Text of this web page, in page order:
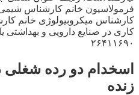
کارشناس میکروبیولوژی خانم
کاری در صنایع دارویی و بهداشتی
۲۶۴۱۱۶۹۰
اسخدام دو رده
زنده